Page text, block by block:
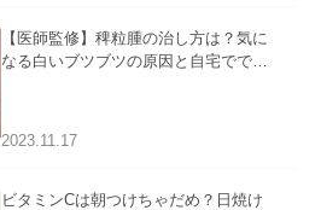
【医師監修】稗粒腫の治し方は？気に
なる白いブツブツの原因と自宅ででき
2023.11.17
ビタミンCは朝つけちゃだめ？日焼け